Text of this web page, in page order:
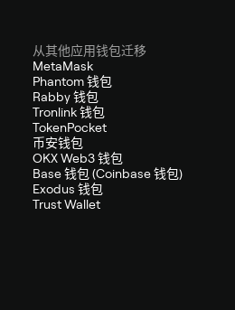
从其他应用钱包迁移
MetaMask
Phantom 钱包
Rabby 钱包
Tronlink 钱包
TokenPocket
币安钱包
OKX Web3 钱包
Base 钱包 (Coinbase 钱包)
Exodus 钱包
Trust Wallet